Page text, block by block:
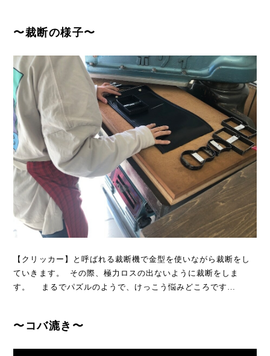
〜裁断の様子〜
【クリッカー】と呼ばれる裁断機で金型を使いながら裁断をし
ていきます。 その際、極力ロスの出ないように裁断をしま
す。 まるでパズルのようで、けっこう悩みどころです…
〜コバ漉き〜